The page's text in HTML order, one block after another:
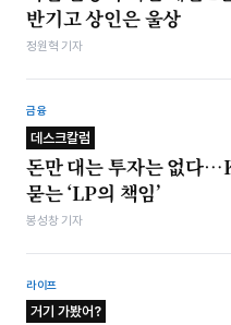
반기고 상인은 울상
정원혁 기자
금융
데스크칼럼
돈만 대는 투자는 없다
묻는 ‘LP의 책임’
봉성창 기자
라이프
거기 가봤어?